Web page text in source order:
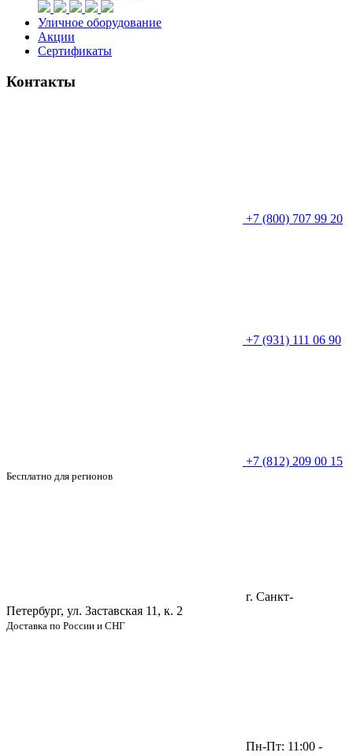
Уличное оборудование
Акции
Сертификаты
Контакты
+7 (800) 707 99 20
+7 (931) 111 06 90
+7 (812) 209 00 15
Бесплатно для регионов
г. Санкт-
Петербург, ул. Заставская 11, к. 2
Доставка по России и СНГ
Пн-Пт: 11:00 -